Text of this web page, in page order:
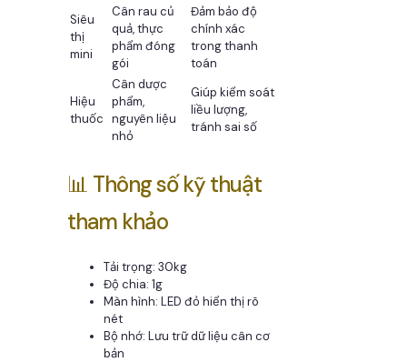
Siêu
thị
mini
Cân rau củ
quả, thực
phẩm đóng
gói
Đảm bảo độ
chính xác
trong thanh
toán
Hiệu
thuốc
Cân dược
phẩm,
nguyên liệu
nhỏ
Giúp kiểm soát
liều lượng,
tránh sai số
📊 Thông số kỹ thuật
tham khảo
Tải trọng: 30kg
Độ chia: 1g
Màn hình: LED đỏ hiển thị rõ
nét
Bộ nhớ: Lưu trữ dữ liệu cân cơ
bản